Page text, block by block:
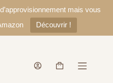
mais vous
Découvrir !
Panier